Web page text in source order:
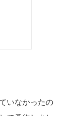
いなかったの